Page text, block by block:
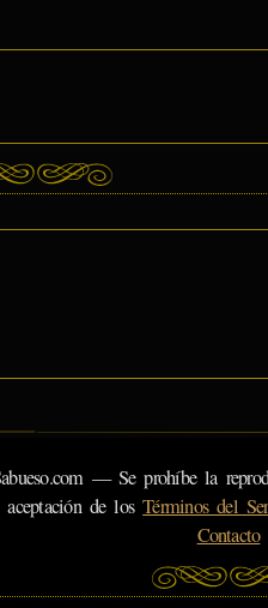
— Se prohíbe la
aceptación de losTérminos del
Contacto